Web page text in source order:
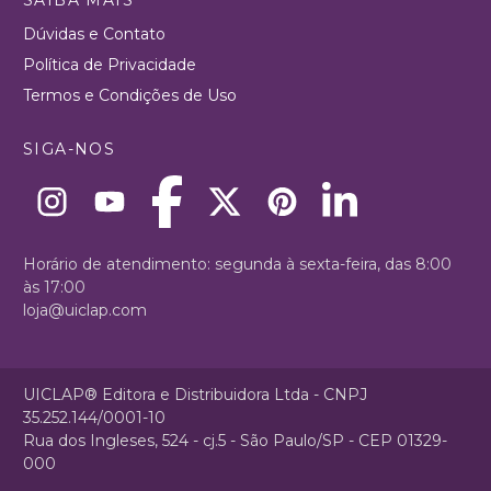
Dúvidas e Contato
Política de Privacidade
Termos e Condições de Uso
SIGA-NOS
Horário de atendimento: segunda à sexta-feira, das 8:00
às 17:00
loja@uiclap.com
UICLAP® Editora e Distribuidora Ltda - CNPJ
35.252.144/0001-10
Rua dos Ingleses, 524 - cj.5 - São Paulo/SP - CEP 01329-
000